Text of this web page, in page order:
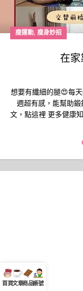
瘦運動, 瘦身妙招
在
想要有纖細的腿😍每
週超有感，能幫助
文，點這裡 更多健康
首頁文章商品帳號